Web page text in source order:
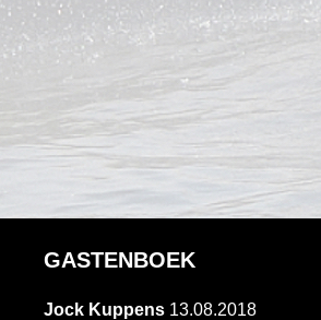
GASTENBOEK
Jock Kuppens 13.08.2018